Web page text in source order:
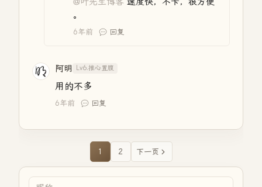
。
6年前 回复
阿明 Lv6.推心置腹
用的不多
6年前 回复
1 2 下一页